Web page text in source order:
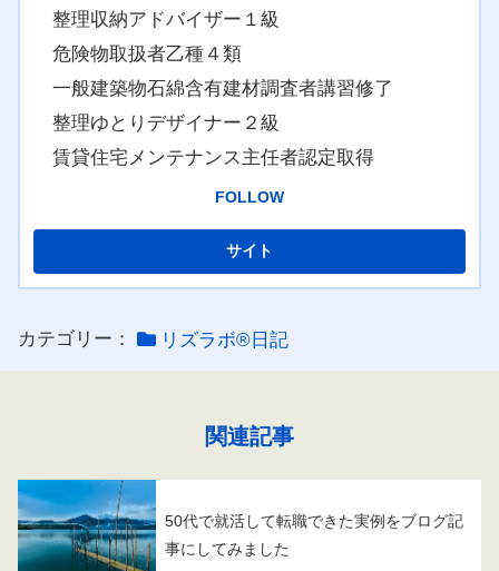
整理収納アドバイザー１級
危険物取扱者乙種４類
一般建築物石綿含有建材調査者講習修了
整理ゆとりデザイナー２級
賃貸住宅メンテナンス主任者認定取得
FOLLOW
カテゴリー： リズラボ®️日記
関連記事
50代で就活して転職できた実例をブログ記
事にしてみました